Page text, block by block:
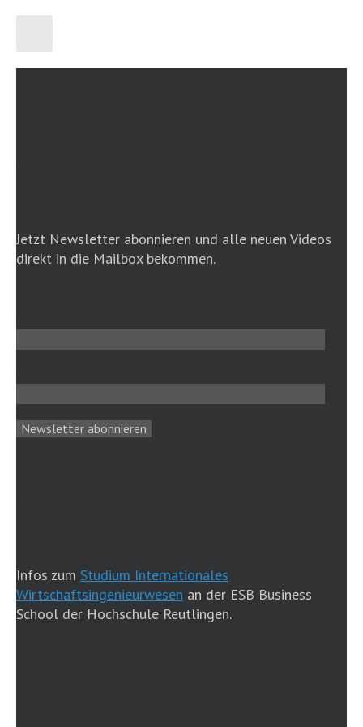
Jetzt Newsletter abonnieren und alle neuen Videos
direkt in die Mailbox bekommen.
Infos zum Studium Internationales
Wirtschaftsingenieurwesen an der ESB Business
School der Hochschule Reutlingen.